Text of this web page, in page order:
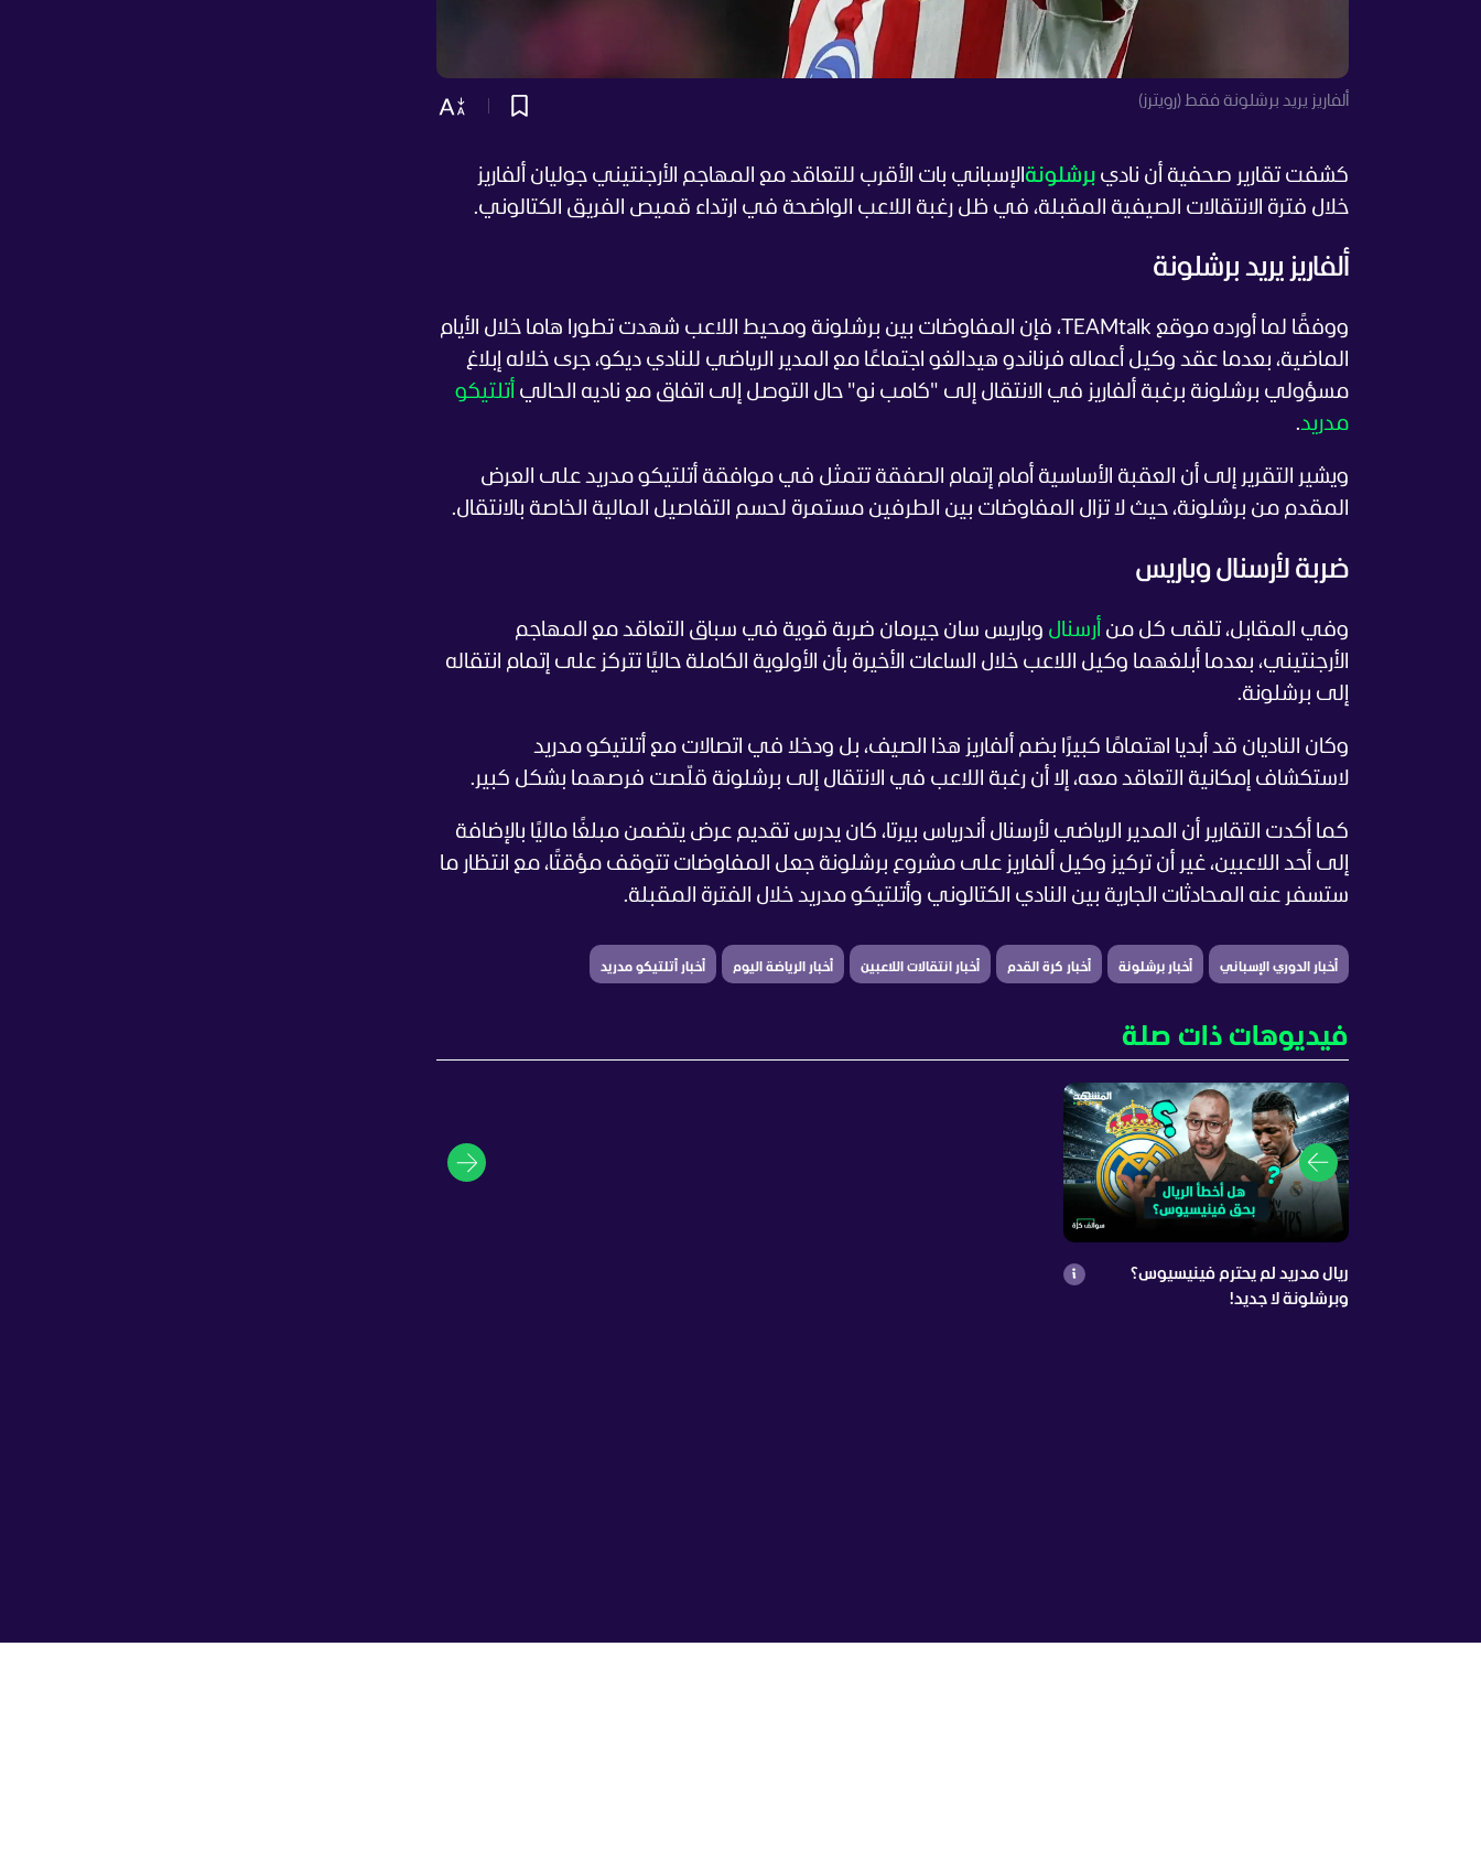
ألفاريز يريد برشلونة فقط (رويترز)
كشفت تقارير صحفية أن نادي برشلونة الإسباني بات الأقرب للتعاقد مع المهاجم الأرجنتيني جوليان ألفاريز
خلال فترة الانتقالات الصيفية المقبلة، في ظل رغبة اللاعب الواضحة في ارتداء قميص الفريق الكتالوني.
ألفاريز يريد برشلونة
ووفقًا لما أورده موقع TEAMtalk، فإن المفاوضات بين برشلونة ومحيط اللاعب شهدت تطورا هاما خلال الأيام
الماضية، بعدما عقد وكيل أعماله فرناندو هيدالغو اجتماعًا مع المدير الرياضي للنادي ديكو، جرى خلاله إبلاغ
مسؤولي برشلونة برغبة ألفاريز في الانتقال إلى "كامب نو" حال التوصل إلى اتفاق مع ناديه الحالي أتلتيكو
مدريد.
ويشير التقرير إلى أن العقبة الأساسية أمام إتمام الصفقة تتمثل في موافقة أتلتيكو مدريد على العرض
المقدم من برشلونة، حيث لا تزال المفاوضات بين الطرفين مستمرة لحسم التفاصيل المالية الخاصة بالانتقال.
ضربة لأرسنال وباريس
وفي المقابل، تلقى كل من أرسنال وباريس سان جيرمان ضربة قوية في سباق التعاقد مع المهاجم
الأرجنتيني، بعدما أبلغهما وكيل اللاعب خلال الساعات الأخيرة بأن الأولوية الكاملة حاليًا تتركز على إتمام انتقاله
إلى برشلونة.
وكان الناديان قد أبديا اهتمامًا كبيرًا بضم ألفاريز هذا الصيف، بل ودخلا في اتصالات مع أتلتيكو مدريد
لاستكشاف إمكانية التعاقد معه، إلا أن رغبة اللاعب في الانتقال إلى برشلونة قلّصت فرصهما بشكل كبير.
كما أكدت التقارير أن المدير الرياضي لأرسنال أندرياس بيرتا، كان يدرس تقديم عرض يتضمن مبلغًا ماليًا بالإضافة
إلى أحد اللاعبين، غير أن تركيز وكيل ألفاريز على مشروع برشلونة جعل المفاوضات تتوقف مؤقتًا، مع انتظار ما
ستسفر عنه المحادثات الجارية بين النادي الكتالوني وأتلتيكو مدريد خلال الفترة المقبلة.
أخبار الدوري الإسباني أخبار برشلونة أخبار كرة القدم أخبار انتقالات اللاعبين أخبار الرياضة اليوم أخبار أتلتيكو مدريد
فيديوهات ذات صلة
ريال مدريد لم يحترم فينيسيوس؟
وبرشلونة لا جديد!